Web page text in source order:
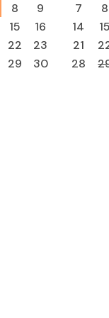
8
9
15
16
22
23
29
30
7
8
14
15
21
28